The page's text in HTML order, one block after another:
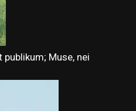
Muse, nei